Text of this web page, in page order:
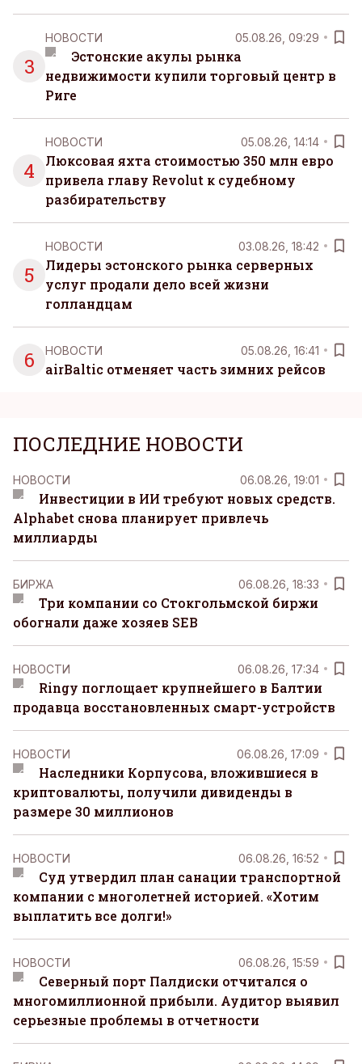
3
НОВОСТИ 05.08.26, 09:29
Эстонские акулы рынка
недвижимости купили торговый центр в
Риге
4
НОВОСТИ 05.08.26, 14:14
Люксовая яхта стоимостью 350 млн евро
привела главу Revolut к судебному
разбирательству
5
НОВОСТИ 03.08.26, 18:42
Лидеры эстонского рынка серверных
услуг продали дело всей жизни
голландцам
6 НОВОСТИ 05.08.26, 16:41
airBaltic отменяет часть зимних рейсов
ПОСЛЕДНИЕ НОВОСТИ
НОВОСТИ 06.08.26, 19:01
Инвестиции в ИИ требуют новых средств.
Alphabet снова планирует привлечь
миллиарды
БИРЖА 06.08.26, 18:33
Три компании со Стокгольмской биржи
обогнали даже хозяев SEB
НОВОСТИ 06.08.26, 17:34
Ringy поглощает крупнейшего в Балтии
продавца восстановленных смарт-устройств
НОВОСТИ 06.08.26, 17:09
Наследники Корпусова, вложившиеся в
криптовалюты, получили дивиденды в
размере 30 миллионов
НОВОСТИ 06.08.26, 16:52
Суд утвердил план санации транспортной
компании с многолетней историей. «Хотим
выплатить все долги!»
НОВОСТИ 06.08.26, 15:59
Северный порт Палдиски отчитался о
многомиллионной прибыли. Аудитор выявил
серьезные проблемы в отчетности